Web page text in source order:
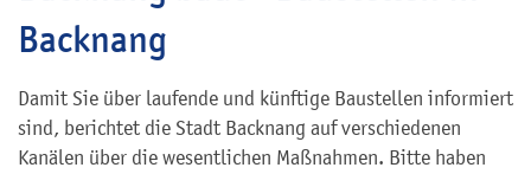
Backnang
Damit Sie über laufende und künftige Baustellen informiert
sind, berichtet die Stadt Backnang auf verschiedenen
Kanälen über die wesentlichen Maßnahmen. Bitte haben